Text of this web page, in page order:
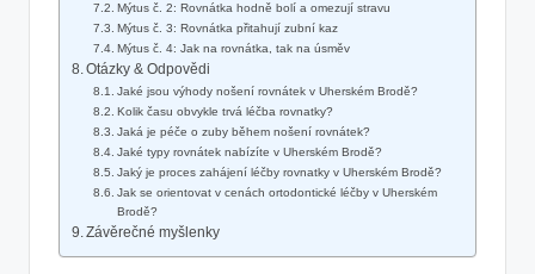
Mýtus č. 2: Rovnátka hodně bolí a omezují stravu
Mýtus č. 3: Rovnátka přitahují zubní kaz
Mýtus č. 4: Jak na rovnátka, tak na úsměv
Otázky & Odpovědi
Jaké jsou výhody nošení rovnátek v Uherském Brodě?
Kolik času obvykle trvá léčba rovnatky?
Jaká je péče o zuby během nošení rovnátek?
Jaké typy rovnátek nabízíte v Uherském Brodě?
Jaký je proces zahájení léčby rovnatky v Uherském Brodě?
Jak se orientovat v cenách ortodontické léčby v Uherském
Brodě?
Závěrečné myšlenky